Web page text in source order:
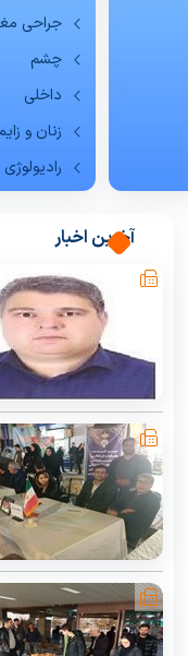
جراحی
چشم
داخلی
زنان و
رادیولوژی
طب
عفونی و
قلب و
کودکان
گوش،
نورولوژی
آخرین اخبار